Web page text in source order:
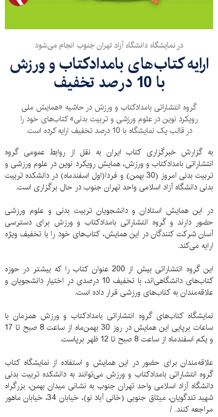
در نمایشگاه دانشگاه آزاد تهران‌ جنوب انجام می‌شود
ارایه کتاب‌های بامدادکتاب و ورزش
با 10 درصد تخفیف
گروه انتشاراتی بامدادکتاب و ورزش در حاشیه «همایش ملی
رویکرد نوین در علوم ورزشی و تربیت بدنی» کتاب‌های خود را
در قالب یک نمایشگاه با 10 درصد تخفیف ارایه کرده است.
به گزارش خبرگزاری کتاب ایران به نقل از روابط عمومی گروه
انتشاراتی بامدادکتاب و ورزش، همایش رویکرد نوین در علوم ورزشی و
تربیت بدنی امروز (30 بهمن) و فردا(اول اسفندماه) در دانشکده تربیت
بدنی دانشگاه آزاد اسلامی واحد تهران‌ جنوب در حال برگزاری است.
در این همایش استادان و دانشجویان تربیت بدنی و علوم ورزشی
حضور دارند و گروه انتشاراتی بامدادکتاب و ورزش برای دسترسی
آسان شرکت کنندگان در این همایش، کتاب‌های خود را با تخفیف ویژه
ارایه می‌کند.
این گروه انتشاراتی بیش از 200 عنوان کتاب‌ را که بیشتر در حوزه
کتاب‌های دانشگاهی‌اند، با تخفیف 10 درصدی در اختیار دانشجویان و
علاقه‌مندان به کتاب‌های ورزشی قرار داده است.
نمایشگاه کتاب‌های گروه انتشاراتی بامدادکتاب و ورزش همزمان با
ساعات برپایی این همایش در روز 30 بهمن‌ماه از ساعت 8 صبح تا 17
و یکم اسفندماه از ساعت 8 صبح تا 12 ظهر برپاست.
علاقه‌مندان برای حضور در این همایش و استفاده از نمایشگاه کتاب
گروه انتشاراتی بامدادکتاب و ورزش می‌توانند به دانشکده تربیت بدنی
دانشگاه آزاد اسلامی واحد تهران‌ جنوب به نشانی ميدان بهمن، بزرگراه
شهيد تندگويان، ميثاق جنوبی (خانی آباد نو)، خيابان 34، خيابان ماهور
مراجعه کنند. /